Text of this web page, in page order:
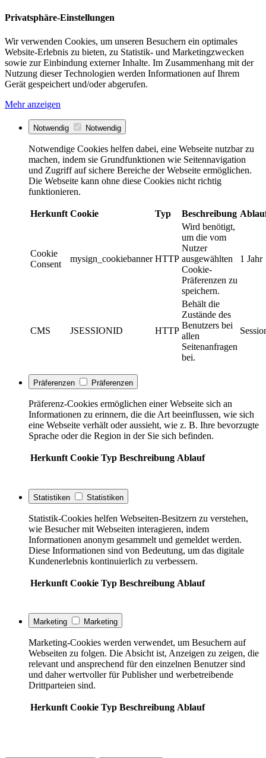
Privatsphäre-Einstellungen
Wir verwenden Cookies, um unseren Besuchern ein optimales
Website-Erlebnis zu bieten, zu Statistik- und Marketingzwecken
sowie zur Einbindung externer Inhalte. Im Zusammenhang mit der
Nutzung dieser Technologien werden Informationen auf Ihrem
Gerät gespeichert und/oder abgerufen.
Mehr anzeigen
Notwendig Notwendig
Notwendige Cookies helfen dabei, eine Webseite nutzbar zu
machen, indem sie Grundfunktionen wie Seitennavigation
und Zugriff auf sichere Bereiche der Webseite ermöglichen.
Die Webseite kann ohne diese Cookies nicht richtig
funktionieren.
Herkunft Cookie Typ Beschreibung
Cookie
Consent
mysign_cookiebanner HTTP
Wird benötigt,
um die vom
Nutzer
ausgewählten
Cookie-
Präferenzen zu
speichern.
1 Jahr
CMS JSESSIONID HTTP
Behält die
Zustände des
Benutzers bei
allen
Seitenanfragen
bei.
Präferenzen Präferenzen
Präferenz-Cookies ermöglichen einer Webseite sich an
Informationen zu erinnern, die die Art beeinflussen, wie sich
eine Webseite verhält oder aussieht, wie z. B. Ihre bevorzugte
Sprache oder die Region in der Sie sich befinden.
Herkunft Cookie Typ Beschreibung Ablauf
Statistiken Statistiken
Statistik-Cookies helfen Webseiten-Besitzern zu verstehen,
wie Besucher mit Webseiten interagieren, indem
Informationen anonym gesammelt und gemeldet werden.
Diese Informationen sind von Bedeutung, um das digitale
Kundenerlebnis kontinuierlich zu verbessern.
Herkunft Cookie Typ Beschreibung Ablauf
Marketing Marketing
Marketing-Cookies werden verwendet, um Besuchern auf
Webseiten zu folgen. Die Absicht ist, Anzeigen zu zeigen, die
relevant und ansprechend für den einzelnen Benutzer sind
und daher wertvoller für Publisher und werbetreibende
Drittparteien sind.
Herkunft Cookie Typ Beschreibung Ablauf